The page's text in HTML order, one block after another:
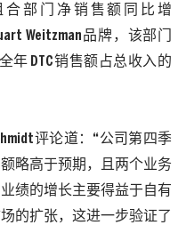
部门净销售额同比增
Weitzman品牌，该部门
年 DTC销售额占总收入的
评论道：“公司第四季
略高于预期，且两个业务
绩的增长主要得益于自有
的扩张，这进一步验证了